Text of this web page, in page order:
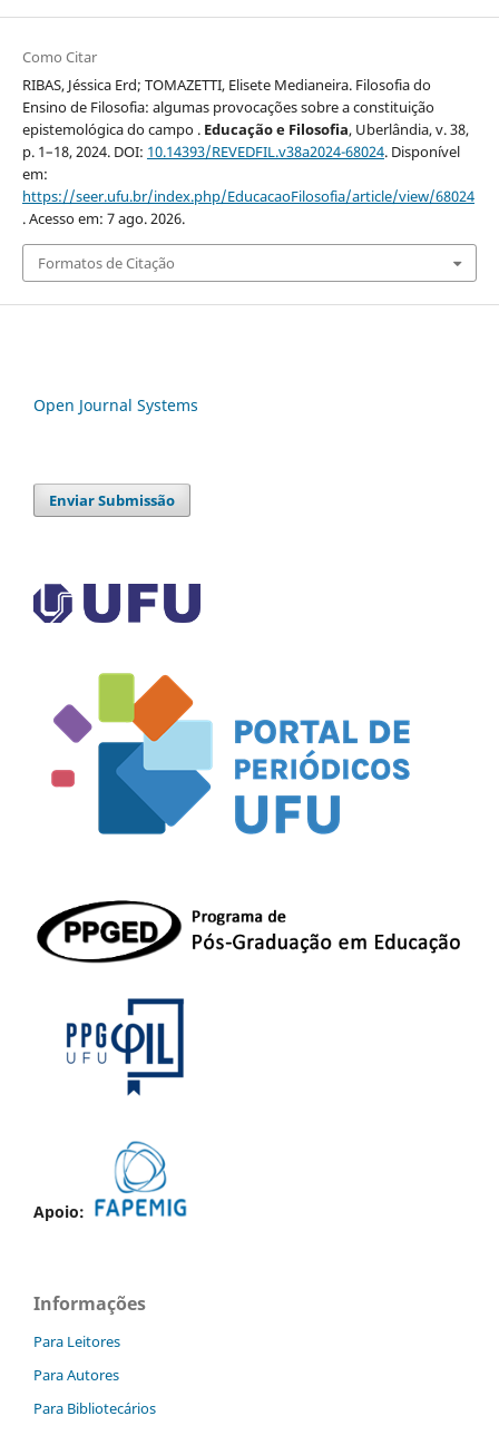
Como Citar
RIBAS, Jéssica Erd; TOMAZETTI, Elisete Medianeira. Filosofia do
Ensino de Filosofia: algumas provocações sobre a constituição
epistemológica do campo . Educação e Filosofia, Uberlândia, v. 38,
p. 1–18, 2024. DOI: 10.14393/REVEDFIL.v38a2024-68024. Disponível
em:
https://seer.ufu.br/index.php/EducacaoFilosofia/article/view/68024
. Acesso em: 7 ago. 2026.
Formatos de Citação
Open Journal Systems
Enviar Submissão
Apoio:
Informações
Para Leitores
Para Autores
Para Bibliotecários